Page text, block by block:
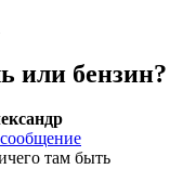
или бензин?
там быть